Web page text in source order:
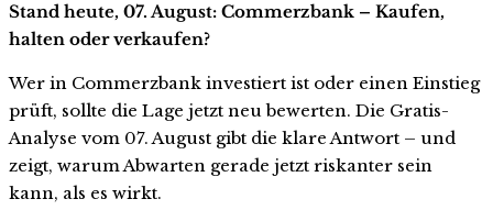
Stand heute, 07. August: Commerzbank – Kaufen,
halten oder verkaufen?
Wer in Commerzbank investiert ist oder einen Einstieg
prüft, sollte die Lage jetzt neu bewerten. Die Gratis-
Analyse vom 07. August gibt die klare Antwort – und
zeigt, warum Abwarten gerade jetzt riskanter sein
kann, als es wirkt.